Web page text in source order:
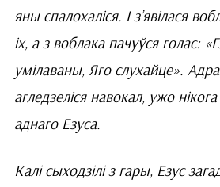
яны спалохаліся. І з’явілася
іх, а з воблака пачуўся голас:
умілаваны, Яго слухайце».
агледзеліся навокал, ужо
аднаго Езуса.
Калі сыходзілі з гары, Езус